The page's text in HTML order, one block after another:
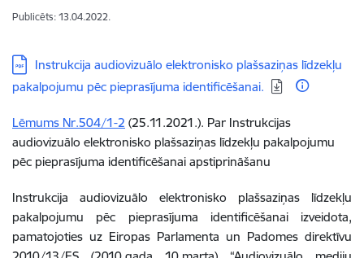
Publicēts: 13.04.2022.
Lejupielādēt:
Instrukcija audiovizuālo elektronisko plašsaziņas līdzekļu
pakalpojumu pēc pieprasījuma identificēšanai.
Lēmums Nr.504/1-2 (25.11.2021.). Par Instrukcijas
audiovizuālo elektronisko plašsaziņas līdzekļu pakalpojumu
pēc pieprasījuma identificēšanai apstiprināšanu
Instrukcija audiovizuālo elektronisko plašsaziņas līdzekļu
pakalpojumu pēc pieprasījuma identificēšanai izveidota,
pamatojoties uz Eiropas Parlamenta un Padomes direktīvu